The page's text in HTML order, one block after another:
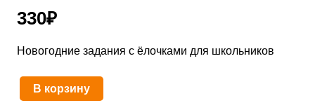
330₽
Новогодние задания с ёлочками для школьников
Количество
В корзину